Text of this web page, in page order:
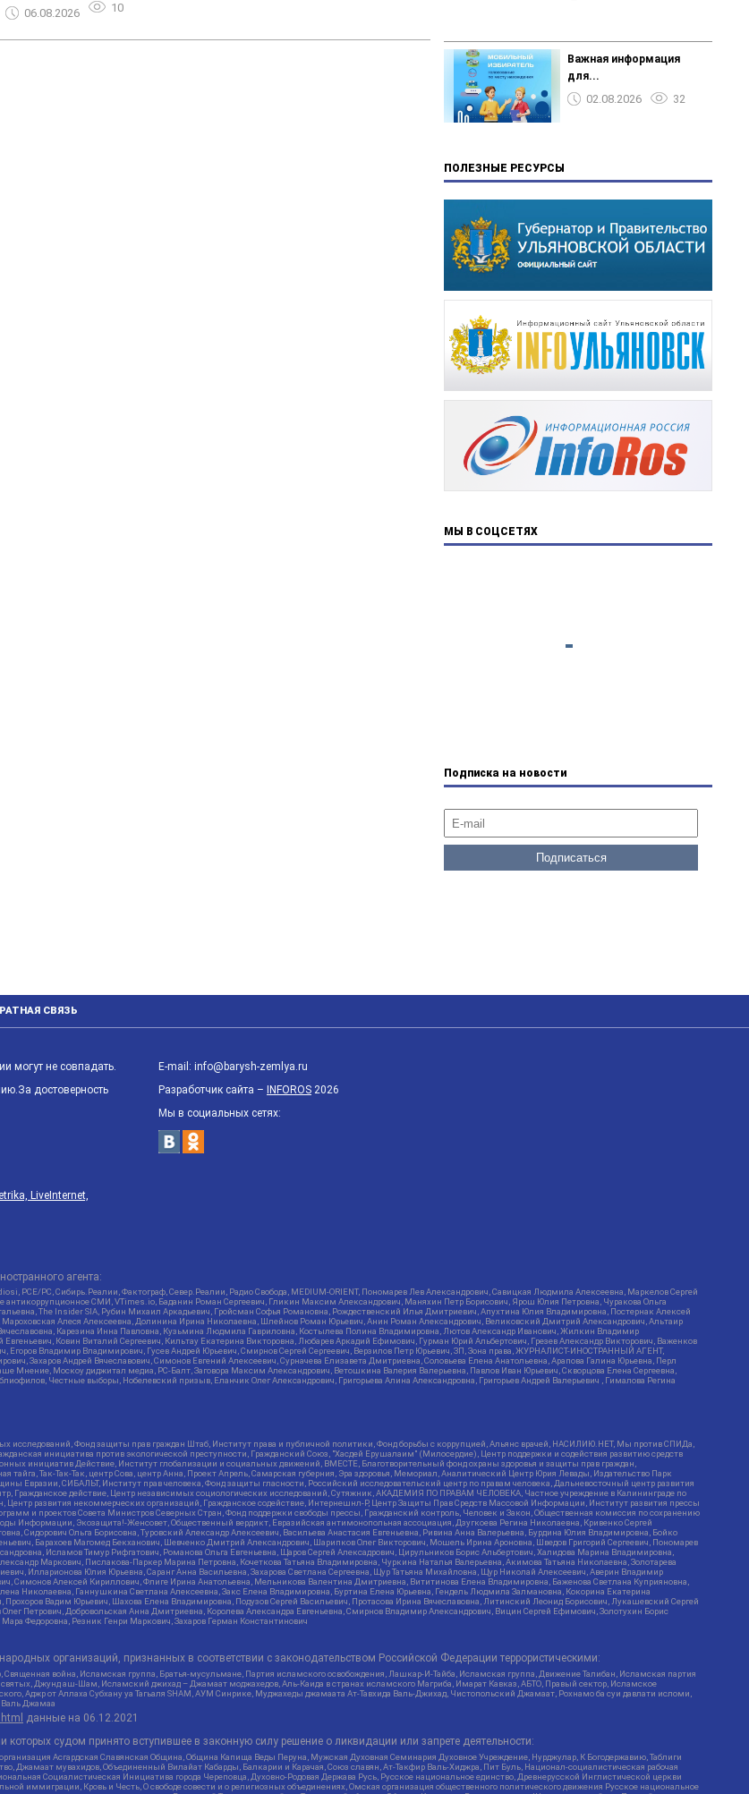
06.08.2026 10
Важная информация
для...
02.08.2026 32
ПОЛЕЗНЫЕ РЕСУРСЫ
МЫ В СОЦСЕТЯХ
Подписка на новости
СВЯЗЬ
могут не совпадать.
достоверность
LiveInternet,
E-mail: info@barysh-zemlya.ru
Разработчик сайта – INFOROS 2026
Мы в социальных сетях:
агента:
PCE/PC, Сибирь.Реалии, Фактограф, Север.Реалии, Радио Свобода, MEDIUM-ORIENT, Пономарев Лев Александрович, Савицкая Людмила Алексеевна, Маркелов Сергей
антикоррупционное СМИ, VTimes.io, Баданин Роман Сергеевич, Гликин Максим Александрович, Маняхин Петр Борисович, Ярош Юлия Петровна, Чуракова Ольга
The Insider SIA, Рубин Михаил Аркадьевич, Гройсман Софья Романовна, Рождественский Илья Дмитриевич, Апухтина Юлия Владимировна, Постернак Алексей
Алеся Алексеевна, Долинина Ирина Николаевна, Шлейнов Роман Юрьевич, Анин Роман Александрович, Великовский Дмитрий Александрович, Альтаир
Карезина Инна Павловна, Кузьмина Людмила Гавриловна, Костылева Полина Владимировна, Лютов Александр Иванович, Жилкин Владимир
Ковин Виталий Сергеевич, Кильтау Екатерина Викторовна, Любарев Аркадий Ефимович, Гурман Юрий Альбертович, Грезев Александр Викторович, Важенков
Егоров Владимир Владимирович, Гусев Андрей Юрьевич, Смирнов Сергей Сергеевич, Верзилов Петр Юрьевич, ЗП, Зона права, ЖУРНАЛИСТ-ИНОСТРАННЫЙ АГЕНТ,
Захаров Андрей Вячеславович, Симонов Евгений Алексеевич, Сурначева Елизавета Дмитриевна, Соловьева Елена Анатольевна, Арапова Галина Юрьевна, Перл
Москоу диджитал медиа, РС-Балт, Заговора Максим Александрович, Ветошкина Валерия Валерьевна, Павлов Иван Юрьевич, Скворцова Елена Сергеевна,
Честные выборы, Нобелевский призыв, Еланчик Олег Александрович, Григорьева Алина Александровна, Григорьев Андрей Валерьевич , Гималова Регина
исследований, Фонд защиты прав граждан Штаб, Институт права и публичной политики, Фонд борьбы с коррупцией, Альянс врачей, НАСИЛИЮ.НЕТ, Мы против СПИДа,
инициатива против экологической преступности, Гражданский Союз, "Хасдей Ерушалаим" (Милосердие), Центр поддержки и содействия развитию средств
инициатив Действие, Институт глобализации и социальных движений, ВМЕСТЕ, Благотворительный фонд охраны здоровья и защиты прав граждан,
Так-Так-Так, центр Сова, центр Анна, Проект Апрель, Самарская губерния, Эра здоровья, Мемориал, Аналитический Центр Юрия Левады, Издательство Парк
Евразии, СИБАЛЬТ, Институт прав человека, Фонд защиты гласности, Российский исследовательский центр по правам человека, Дальневосточный центр развития
Гражданское действие, Центр независимых социологических исследований, Сутяжник, АКАДЕМИЯ ПО ПРАВАМ ЧЕЛОВЕКА, Частное учреждение в Калининграде по
развития некоммерческих организаций, Гражданское содействие, Интернешнл-Р, Центр Защиты Прав Средств Массовой Информации, Институт развития прессы
и проектов Совета Министров Северных Стран, Фонд поддержки свободы прессы, Гражданский контроль, Человек и Закон, Общественная комиссия по сохранению
Информации, Экозащита!-Женсовет, Общественный вердикт, Евразийская антимонопольная ассоциация, Дзугкоева Регина Николаевна, Кривенко Сергей
Сидорович Ольга Борисовна, Туровский Александр Алексеевич, Васильева Анастасия Евгеньевна, Ривина Анна Валерьевна, Бурдина Юлия Владимировна, Бойко
Барахоев Магомед Бекханович, Шевченко Дмитрий Александрович, Шарипков Олег Викторович, Мошель Ирина Ароновна, Шведов Григорий Сергеевич, Пономарев
Исламов Тимур Рифгатович, Романова Ольга Евгеньевна, Щаров Сергей Алексадрович, Цирульников Борис Альбертович, Халидова Марина Владимировна,
Маркович, Пислакова-Паркер Марина Петровна, Кочеткова Татьяна Владимировна, Чуркина Наталья Валерьевна, Акимова Татьяна Николаевна, Золотарева
Илларионова Юлия Юрьевна, Саранг Анна Васильевна, Захарова Светлана Сергеевна, Щур Татьяна Михайловна, Щур Николай Алексеевич, Аверин Владимир
Симонов Алексей Кириллович, Флиге Ирина Анатольевна, Мельникова Валентина Дмитриевна, Вититинова Елена Владимировна, Баженова Светлана Куприяновна,
Николаевна, Ганнушкина Светлана Алексеевна, Закс Елена Владимировна, Буртина Елена Юрьевна, Гендель Людмила Залмановна, Кокорина Екатерина
Вадим Юрьевич, Шахова Елена Владимировна, Подузов Сергей Васильевич, Протасова Ирина Вячеславовна, Литинский Леонид Борисович, Лукашевский Сергей
Петрович, Добровольская Анна Дмитриевна, Королева Александра Евгеньевна, Смирнов Владимир Александрович, Вицин Сергей Ефимович, Золотухин Борис
Федоровна, Резник Генри Маркович, Захаров Герман Константинович
организаций, признанных в соответствии с законодательством Российской Федерации террористическими:
война, Исламская группа, Братья-мусульмане, Партия исламского освобождения, Лашкар-И-Тайба, Исламская группа, Движение Талибан, Исламская партия
Джунд аш-Шам, Исламский джихад – Джамаат моджахедов, Аль-Каида в странах исламского Магриба, Имарат Кавказ, АБТО, Правый сектор, Исламское
Аджр от Аллаха Субхану уа Тагьаля SHAM, АУМ Синрике, Муджахеды джамаата Ат-Тавхида Валь-Джихад, Чистопольский Джамаат, Рохнамо ба суи давлати исломи,
Валь Джамаа
данные на 06.12.2021
судом принято вступившее в законную силу решение о ликвидации или запрете деятельности:
Асгардская Славянская Община, Община Капища Веды Перуна, Мужская Духовная Семинария Духовное Учреждение, Нурджулар, К Богодержавию, Таблиги
Джамаат мувахидов, Объединенный Вилайат Кабарды, Балкарии и Карачая, Союз славян, Ат-Такфир Валь-Хиджра, Пит Буль, Национал-социалистическая рабочая
Социалистическая Инициатива города Череповца, Духовно-Родовая Держава Русь, Русское национальное единство, Древнерусской Инглистической церкви
иммиграции, Кровь и Честь, О свободе совести и о религиозных объединениях, Омская организация общественного политического движения Русское национальное